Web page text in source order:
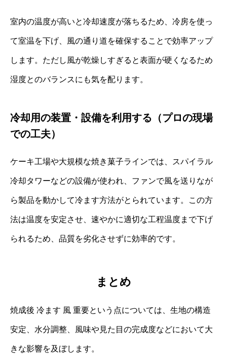
室内の温度が高いと冷却速度が落ちるため、冷房を使っ
て室温を下げ、風の通り道を確保することで効率アップ
します。ただし風が乾燥しすぎると表面が硬くなるため
湿度とのバランスにも気を配ります。
冷却用の装置・設備を利用する（プロの現場
での工夫）
ケーキ工場や大規模な焼き菓子ラインでは、スパイラル
冷却タワーなどの設備が使われ、ファンで風を送りなが
ら製品を動かして冷ます方法がとられています。この方
法は温度を安定させ、速やかに適切な工程温度まで下げ
られるため、品質を劣化させずに効率的です。
まとめ
焼成後 冷ます 風 重要という点については、生地の構造
安定、水分調整、風味や見た目の完成度などにおいて大
きな影響を及ぼします。